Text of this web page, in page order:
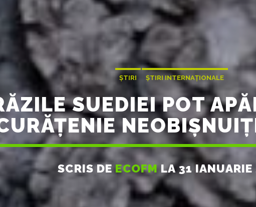
ȘTIRI ȘTIRI INTERNAȚIONALE
SUEDIEI POT
SCRIS DEECOFMLA 31